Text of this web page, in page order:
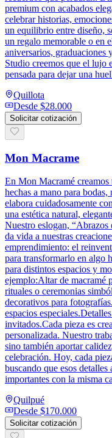
premium con acabados
celebrar historias,
un equilibrio entre diseño,
un regalo memorable o en
aniversarios, graduaciones
Studio creemos que el lujo
pensada para dejar una
Quillota
Desde $28.000
Solicitar cotización
Mon Macrame
En Mon Macramé creamos
hechas a mano para
elabora cuidadosamente
una estética natural,
Nuestro eslogan,
da vida a nuestras
emprendimiento: el
para transformarlo en algo
para distintos espacios y
ejemplo:Altar de macramé
rituales o ceremonias
decorativos para
espacios
invitados.Cada pieza es
personalizada. Nuestro
sino también aportar
celebración. Hoy, cada
buscando que esos
importantes con la misma
Quilpué
Desde $170.000
Solicitar cotización